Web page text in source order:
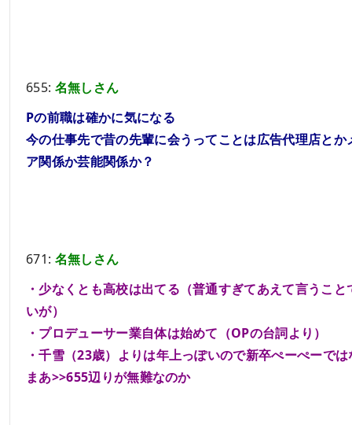
655: 名無しさん
Pの前職は確かに気になる
今の仕事先で昔の先輩に会うってことは広告代理店とか
ア関係か芸能関係か？
671: 名無しさん
・少なくとも高校は出てる（普通すぎてあえて言うこと
いが）
・プロデューサー業自体は始めて（OPの台詞より）
・千雪（23歳）よりは年上っぽいので新卒ぺーぺーで
まあ>>655辺りが無難なのか